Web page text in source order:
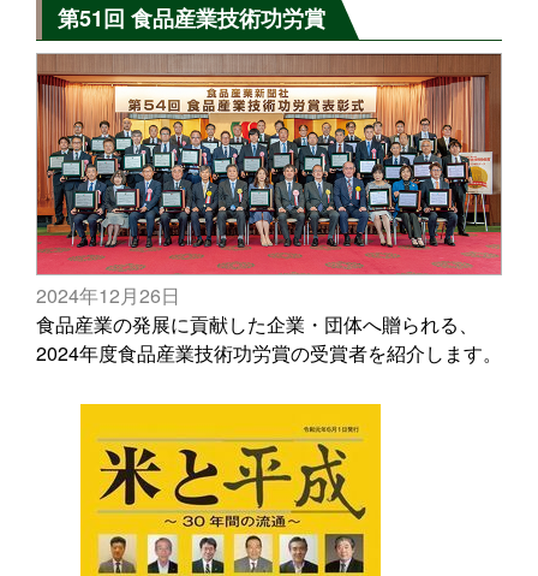
第51回 食品産業技術功労賞
2024年12月26日
食品産業の発展に貢献した企業・団体へ贈られる、
2024年度食品産業技術功労賞の受賞者を紹介します。